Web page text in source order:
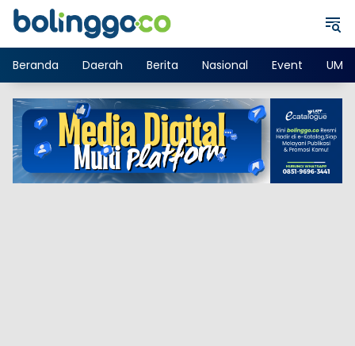
Langsung
Beranda
Daerah Berita Nasional Event